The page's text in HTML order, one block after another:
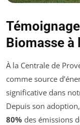
Biomasse à
À la Centrale de
comme source
significative dans
Depuis son
80% des émissions